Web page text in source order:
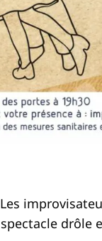
Les
spectacle drôle